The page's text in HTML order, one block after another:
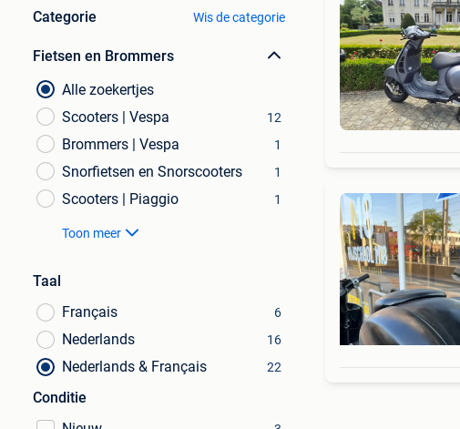
Categorie Wis de categorie
Fietsen en Brommers
Alle zoekertjes
Scooters | Vespa
12
Brommers | Vespa 1
Snorfietsen en Snorscooters 1
Scooters | Piaggio 1
Toon meer
Taal
Français
6
Nederlands 16
Nederlands & Français 22
Conditie